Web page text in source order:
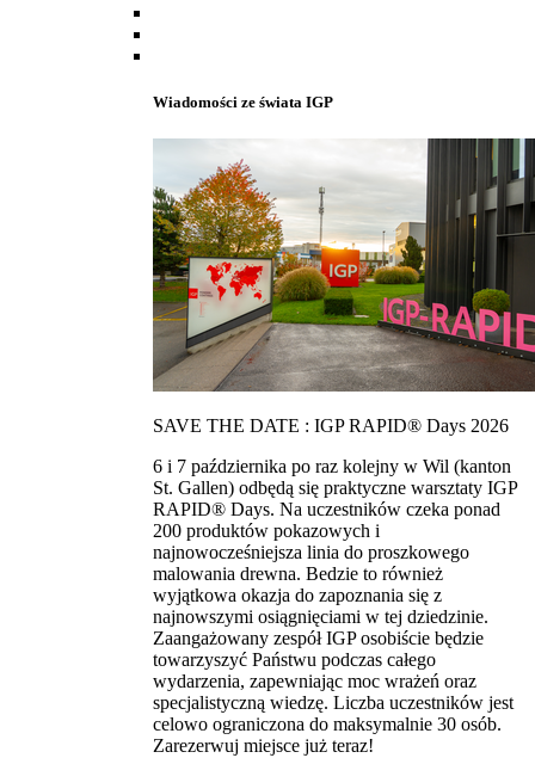
Wiadomości ze świata IGP
SAVE THE DATE : IGP RAPID® Days 2026
6 i 7 października po raz kolejny w Wil (kanton
St. Gallen) odbędą się praktyczne warsztaty IGP
RAPID® Days. Na uczestników czeka ponad
200 produktów pokazowych i
najnowocześniejsza linia do proszkowego
malowania drewna. Bedzie to również
wyjątkowa okazja do zapoznania się z
najnowszymi osiągnięciami w tej dziedzinie.
Zaangażowany zespół IGP osobiście będzie
towarzyszyć Państwu podczas całego
wydarzenia, zapewniając moc wrażeń oraz
specjalistyczną wiedzę. Liczba uczestników jest
celowo ograniczona do maksymalnie 30 osób.
Zarezerwuj miejsce już teraz!